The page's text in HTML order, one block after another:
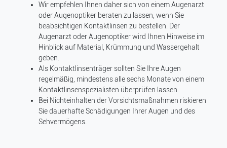
Wir empfehlen Ihnen daher sich von einem Augenarzt
oder Augenoptiker beraten zu lassen, wenn Sie
beabsichtigen Kontaktlinsen zu bestellen. Der
Augenarzt oder Augenoptiker wird Ihnen Hinweise im
Hinblick auf Material, Krümmung und Wassergehalt
geben.
Als Kontaktlinsenträger sollten Sie Ihre Augen
regelmäßig, mindestens alle sechs Monate von einem
Kontaktlinsenspezialisten überprüfen lassen.
Bei Nichteinhalten der Vorsichtsmaßnahmen riskieren
Sie dauerhafte Schädigungen Ihrer Augen und des
Sehvermögens.